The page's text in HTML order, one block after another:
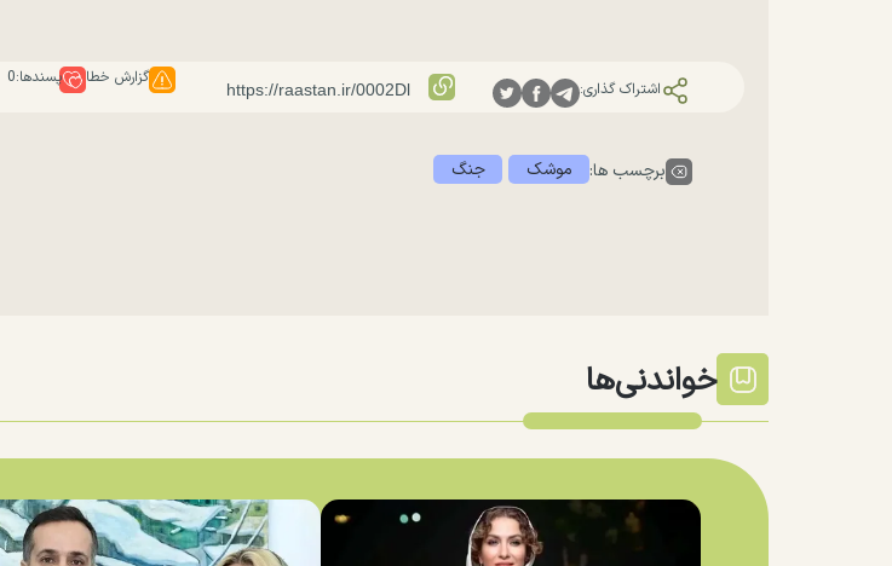
اشتراک گذاری:
گزارش خطا پسندها:0
برچسب ها: موشک جنگ
خواندنی‌ها